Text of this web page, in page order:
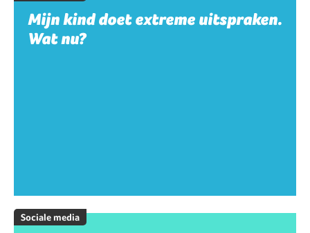
Mijn kind doet extreme uitspraken.
Wat nu?
Sociale media